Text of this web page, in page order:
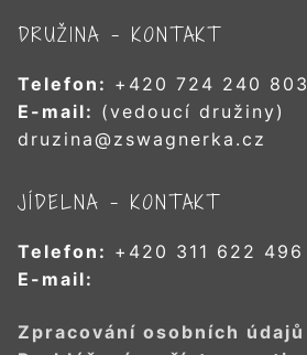
DRUŽINA – KONTAKT
Telefon: +420 724 240 803
E-mail: (vedoucí družiny)
druzina@zswagnerka.cz
JÍDELNA – KONTAKT
Telefon: +420 311 622 496
E-mail:
Zpracování osobních údajů